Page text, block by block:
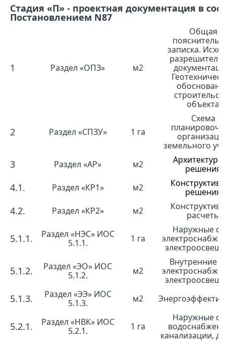
Стадия «П» - проектная документация в
Постановлением N87
1 Раздел «ОПЗ» м2
Общая
записка.
объекта
2 Раздел «СПЗУ» 1 га
Схема
земельного
3 Раздел «АР» м2
решения
4.1. Раздел «КР1» м2
решения
4.2. Раздел «КР2» м2
расчеты
5.1.1.
Раздел «НЭС» ИОС
5.1.1.
1 га
Наружные
5.1.2.
Раздел «ЭО» ИОС
5.1.2.
м2
Внутренние
5.1.3.
Раздел «ЭЭ» ИОС
5.1.3.
м2
5.2.1.
Раздел «НВК» ИОС
5.2.1.
1 га
Наружные
канализации,